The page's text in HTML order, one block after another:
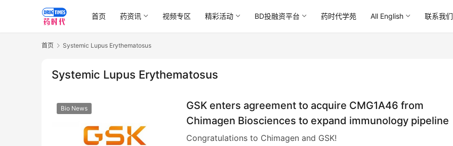
首页 药资讯 视频专区 精彩活动 BD投融资平台 药时代学苑 All English 联系我们
首页 Systemic Lupus Erythematosus
Systemic Lupus Erythematosus
Bio News
GSK enters agreement to acquire CMG1A46 from
Chimagen Biosciences to expand immunology pipeline
Congratulations to Chimagen and GSK!